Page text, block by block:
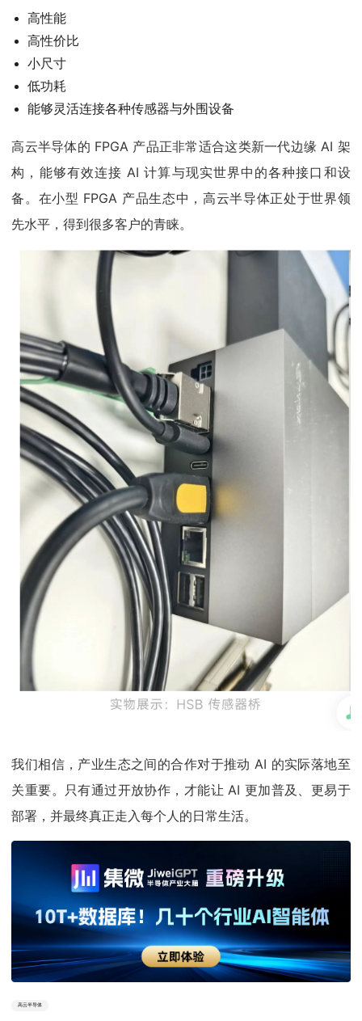
高性能
高性价比
小尺寸
低功耗
能够灵活连接各种传感器与外围设备
高云半导体的 FPGA 产品正非常适合这类新一代边缘 AI 架
构，能够有效连接 AI 计算与现实世界中的各种接口和设
备。在小型 FPGA 产品生态中，高云半导体正处于世界领
先水平，得到很多客户的青睐。
我们相信，产业生态之间的合作对于推动 AI 的实际落地至
关重要。只有通过开放协作，才能让 AI 更加普及、更易于
部署，并最终真正走入每个人的日常生活。
高云半导体